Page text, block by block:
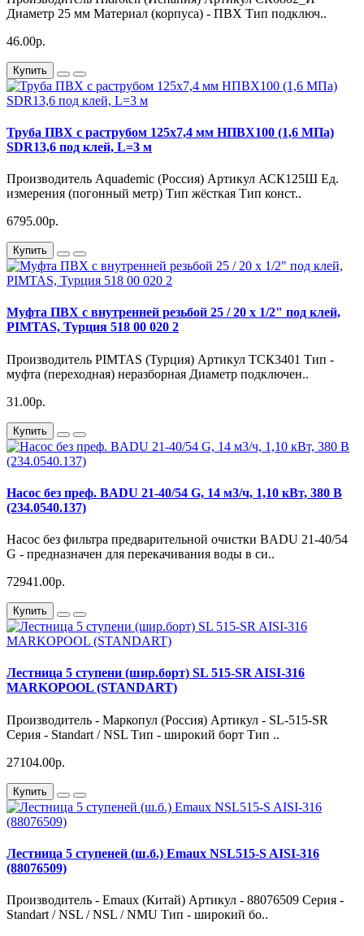
Диаметр 25 мм Материал (корпуса) - ПВХ Тип подключ..
46.00р.
Купить
Труба ПВХ с раструбом 125х7,4 мм НПВХ100 (1,6 МПа)
SDR13,6 под клей, L=3 м
Производитель Aquademic (Россия) Артикул АСК125Ш Ед.
измерения (погонный метр) Тип жёсткая Тип конст..
6795.00р.
Купить
Муфта ПВХ с внутренней резьбой 25 / 20 х 1/2" под клей,
PIMTAS, Турция 518 00 020 2
Производитель PIMTAS (Турция) Артикул ТСК3401 Тип -
муфта (переходная) неразборная Диаметр подключен..
31.00р.
Купить
Насос без преф. BADU 21-40/54 G, 14 м3/ч, 1,10 кВт, 380 В
(234.0540.137)
Насос без фильтра предварительной очистки BADU 21-40/54
G - предназначен для перекачивания воды в си..
72941.00р.
Купить
Лестница 5 ступени (шир.борт) SL 515-SR AISI-316
MARKOPOOL (STANDART)
Производитель - Маркопул (Россия) Артикул - SL-515-SR
Серия - Standart / NSL Тип - широкий борт Тип ..
27104.00р.
Купить
Лестница 5 ступеней (ш.б.) Emaux NSL515-S AISI-316
(88076509)
Производитель - Emaux (Китай) Артикул - 88076509 Серия -
Standart / NSL / NSL / NMU Тип - широкий бо..